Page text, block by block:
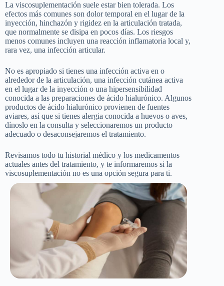
La viscosuplementación suele estar bien tolerada. Los
efectos más comunes son dolor temporal en el lugar de la
inyección, hinchazón y rigidez en la articulación tratada,
que normalmente se disipa en pocos días. Los riesgos
menos comunes incluyen una reacción inflamatoria local y,
rara vez, una infección articular.
No es apropiado si tienes una infección activa en o
alrededor de la articulación, una infección cutánea activa
en el lugar de la inyección o una hipersensibilidad
conocida a las preparaciones de ácido hialurónico. Algunos
productos de ácido hialurónico provienen de fuentes
aviares, así que si tienes alergia conocida a huevos o aves,
dínoslo en la consulta y seleccionaremos un producto
adecuado o desaconsejaremos el tratamiento.
Revisamos todo tu historial médico y los medicamentos
actuales antes del tratamiento, y te informaremos si la
viscosuplementación no es una opción segura para ti.